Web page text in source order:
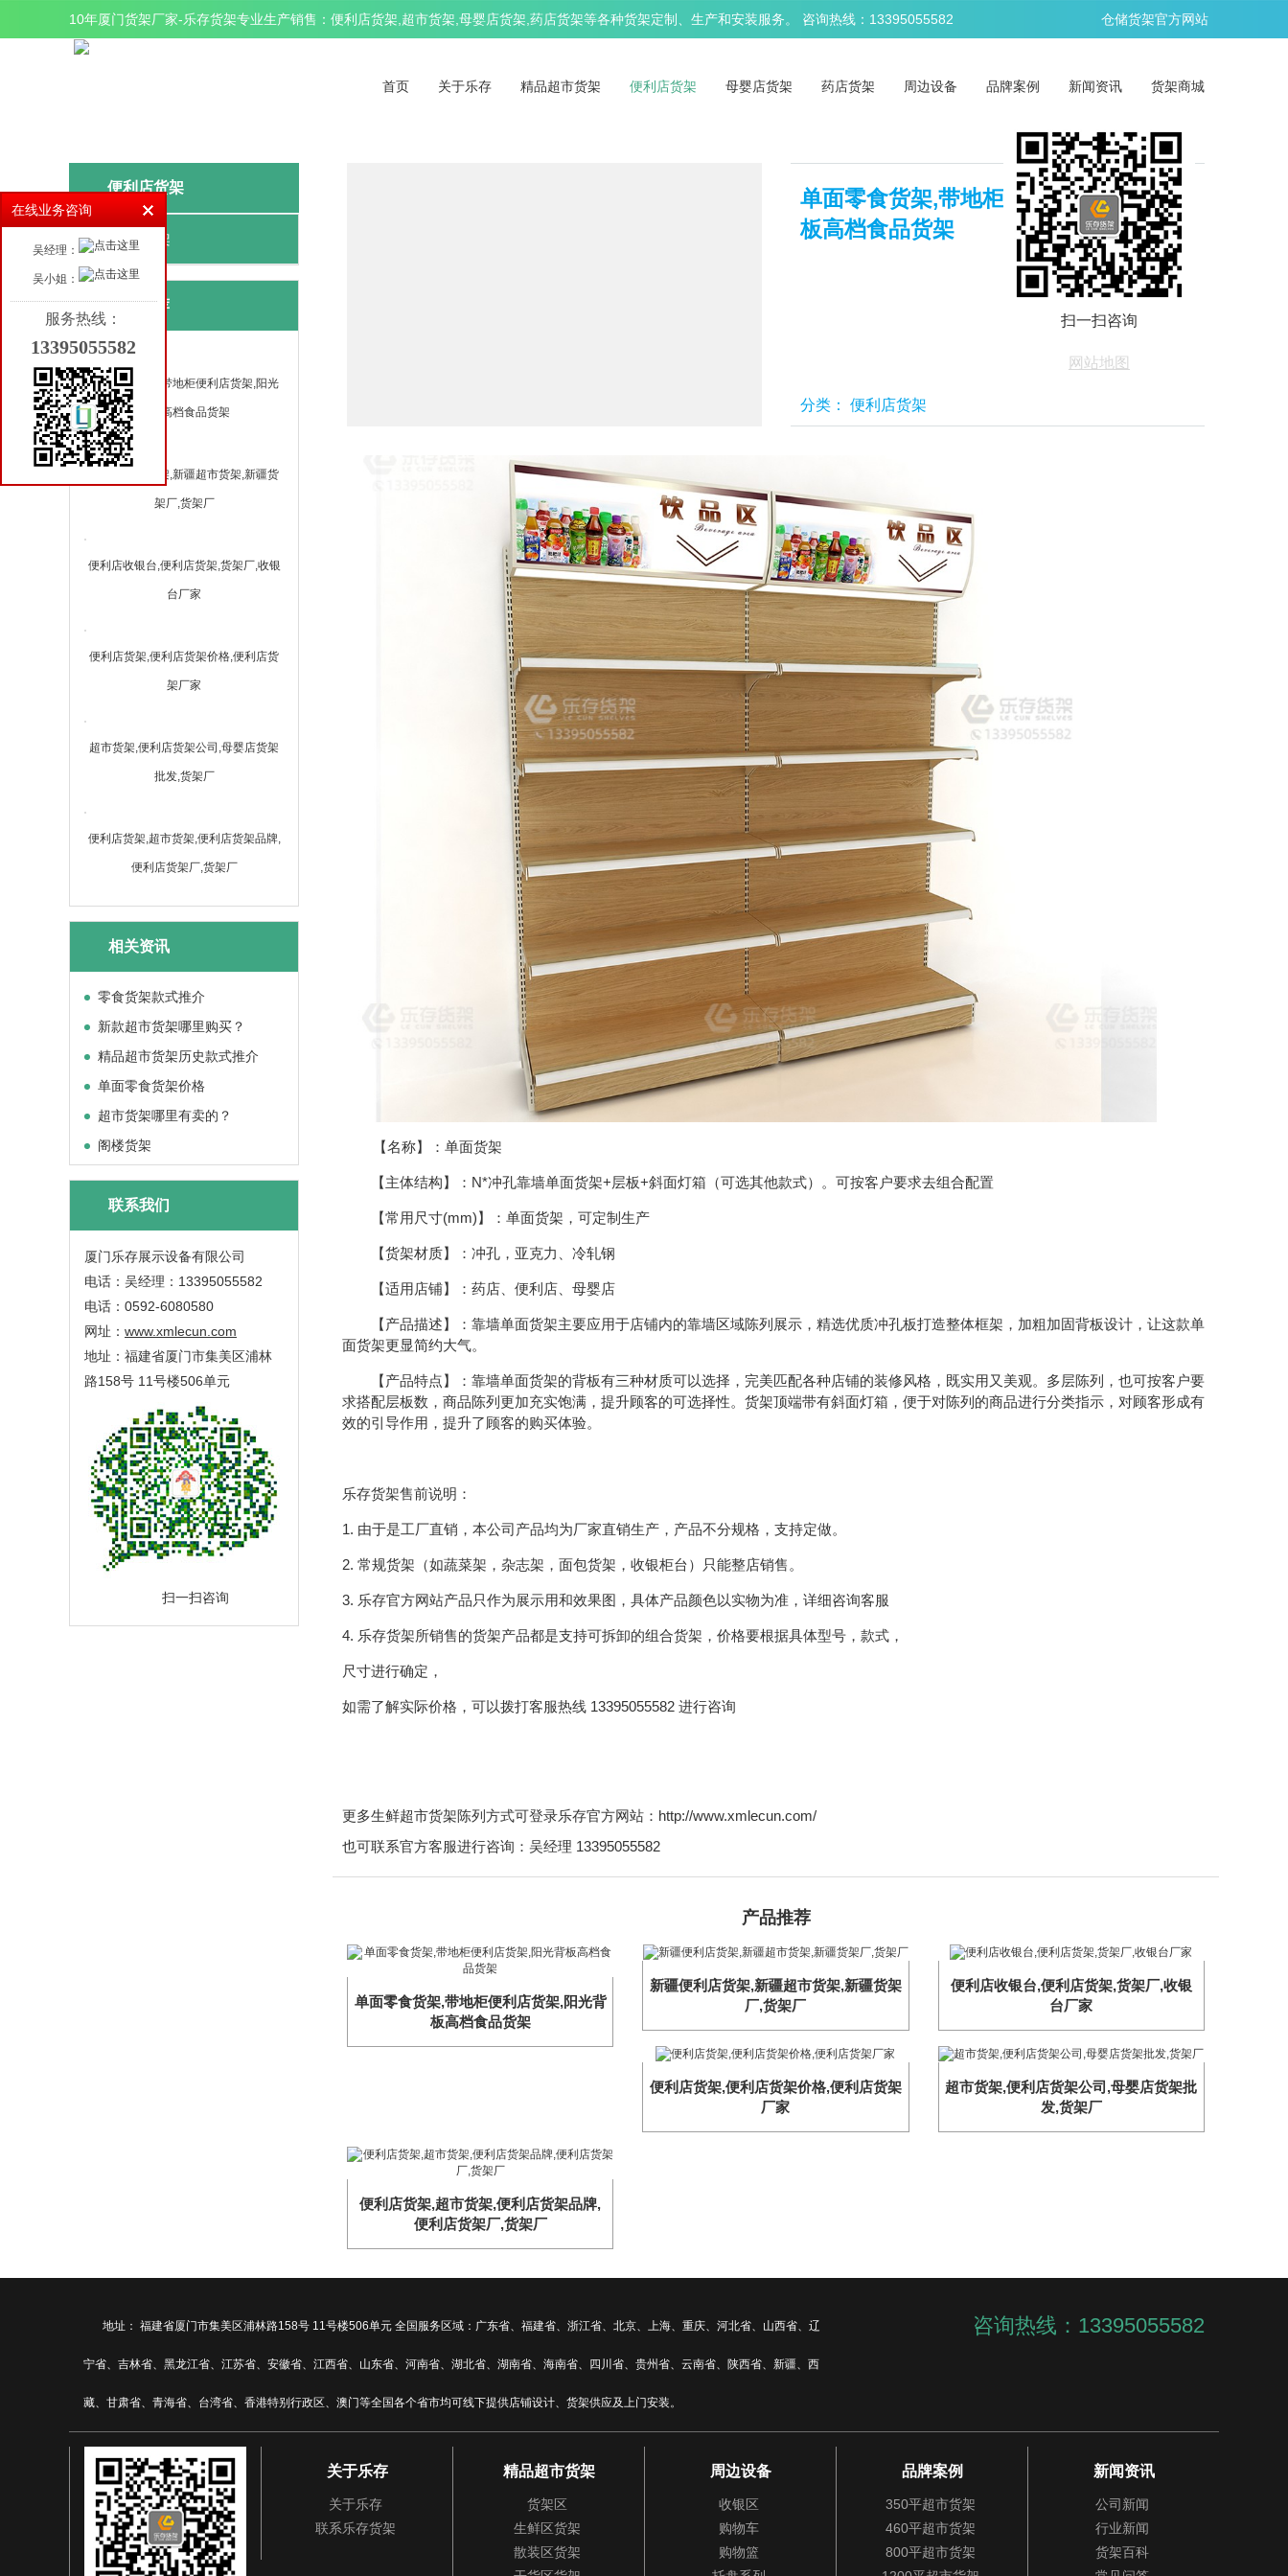
10年厦门货架厂家-乐存货架专业生产销售：便利店货架,超市货架,母婴店货架,药店货架等各种货架定制、生产和安装服务。 咨询热线：13395055582 仓储货架官方网站
首页 关于乐存 精品超市货架 便利店货架 母婴店货架 药店货架 周边设备 品牌案例 新闻资讯 货架商城
便利店货架
便利店货架
产品推荐
单面零食货架,带地柜便利店货架,阳光
背板高档食品货架
新疆便利店货架,新疆超市货架,新疆货
架厂,货架厂
便利店收银台,便利店货架,货架厂,收银
台厂家
便利店货架,便利店货架价格,便利店货
架厂家
超市货架,便利店货架公司,母婴店货架
批发,货架厂
便利店货架,超市货架,便利店货架品牌,
便利店货架厂,货架厂
相关资讯
零食货架款式推介
新款超市货架哪里购买？
精品超市货架历史款式推介
单面零食货架价格
超市货架哪里有卖的？
阁楼货架
联系我们
厦门乐存展示设备有限公司
电话：吴经理：13395055582
电话：0592-6080580
网址： www.xmlecun.com
地址：福建省厦门市集美区浦林
路158号 11号楼506单元
扫一扫咨询
单面零食货架,带地柜便利店货架,阳光背
板高档食品货架
分类： 便利店货架
扫一扫咨询
网站地图
【名称】：单面货架
【主体结构】：N*冲孔靠墙单面货架+层板+斜面灯箱（可选其他款式）。可按客户要求去组合配置
【常用尺寸(mm)】：单面货架，可定制生产
【货架材质】：冲孔，亚克力、冷轧钢
【适用店铺】：药店、便利店、母婴店
【产品描述】：靠墙单面货架主要应用于店铺内的靠墙区域陈列展示，精选优质冲孔板打造整体框架，加粗加固背板设计，让这款单
面货架更显简约大气。
【产品特点】：靠墙单面货架的背板有三种材质可以选择，完美匹配各种店铺的装修风格，既实用又美观。多层陈列，也可按客户要
求搭配层板数，商品陈列更加充实饱满，提升顾客的可选择性。货架顶端带有斜面灯箱，便于对陈列的商品进行分类指示，对顾客形成有
效的引导作用，提升了顾客的购买体验。
乐存货架售前说明：
1. 由于是工厂直销，本公司产品均为厂家直销生产，产品不分规格，支持定做。
2. 常规货架（如蔬菜架，杂志架，面包货架，收银柜台）只能整店销售。
3. 乐存官方网站产品只作为展示用和效果图，具体产品颜色以实物为准，详细咨询客服
4. 乐存货架所销售的货架产品都是支持可拆卸的组合货架，价格要根据具体型号，款式，
尺寸进行确定，
如需了解实际价格，可以拨打客服热线 13395055582 进行咨询
更多生鲜超市货架陈列方式可登录乐存官方网站：http://www.xmlecun.com/
也可联系官方客服进行咨询：吴经理 13395055582
产品推荐
单面零食货架,带地柜便利店货架,阳光背
板高档食品货架
新疆便利店货架,新疆超市货架,新疆货架
厂,货架厂
便利店收银台,便利店货架,货架厂,收银
台厂家
便利店货架,便利店货架价格,便利店货架
厂家
超市货架,便利店货架公司,母婴店货架批
发,货架厂
便利店货架,超市货架,便利店货架品牌,
便利店货架厂,货架厂
地址： 福建省厦门市集美区浦林路158号 11号楼506单元 全国服务区域：广东省、福建省、浙江省、北京、上海、重庆、河北省、山西省、辽
宁省、吉林省、黑龙江省、江苏省、安徽省、江西省、山东省、河南省、湖北省、湖南省、海南省、四川省、贵州省、云南省、陕西省、新疆、西
藏、甘肃省、青海省、台湾省、香港特别行政区、澳门等全国各个省市均可线下提供店铺设计、货架供应及上门安装。
咨询热线：13395055582
关于乐存
关于乐存
联系乐存货架
精品超市货架
货架区
生鲜区货架
散装区货架
周边设备
收银区
购物车
购物篮
品牌案例
350平超市货架
460平超市货架
800平超市货架
新闻资讯
公司新闻
行业新闻
货架百科
在线业务咨询
吴经理：
吴小姐：
服务热线：
13395055582